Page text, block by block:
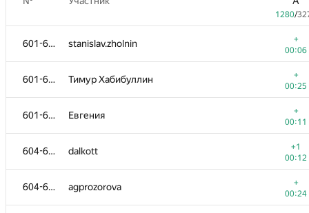
1280/
601-603 stanislav.zholnin
+
00:06
601-603 Тимур Хабибуллин
+
00:25
601-603 Евгения
+
00:11
604-605 dalkott
+1
00:12
604-605 agprozorova
+
00:24